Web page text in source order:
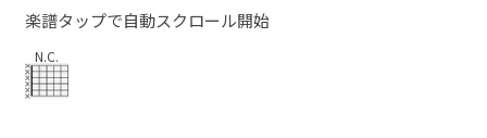
楽譜タップで自動スクロール開始
N.C.